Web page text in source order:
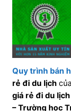
Quy trình bán
rẻ đi du lịch
giá rẻ đi du lịch
– Trường học